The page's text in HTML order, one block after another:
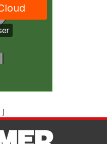
]